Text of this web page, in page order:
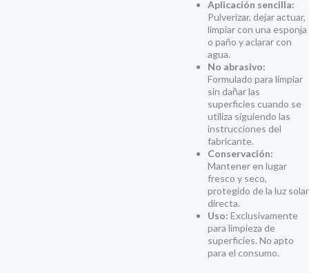
Aplicación sencilla:
Pulverizar, dejar actuar,
limpiar con una esponja
o paño y aclarar con
agua.
No abrasivo:
Formulado para limpiar
sin dañar las
superficies cuando se
utiliza siguiendo las
instrucciones del
fabricante.
Conservación:
Mantener en lugar
fresco y seco,
protegido de la luz solar
directa.
Uso: Exclusivamente
para limpieza de
superficies. No apto
para el consumo.